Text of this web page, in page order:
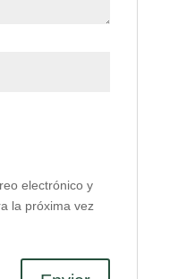
electrónico y
la próxima vez